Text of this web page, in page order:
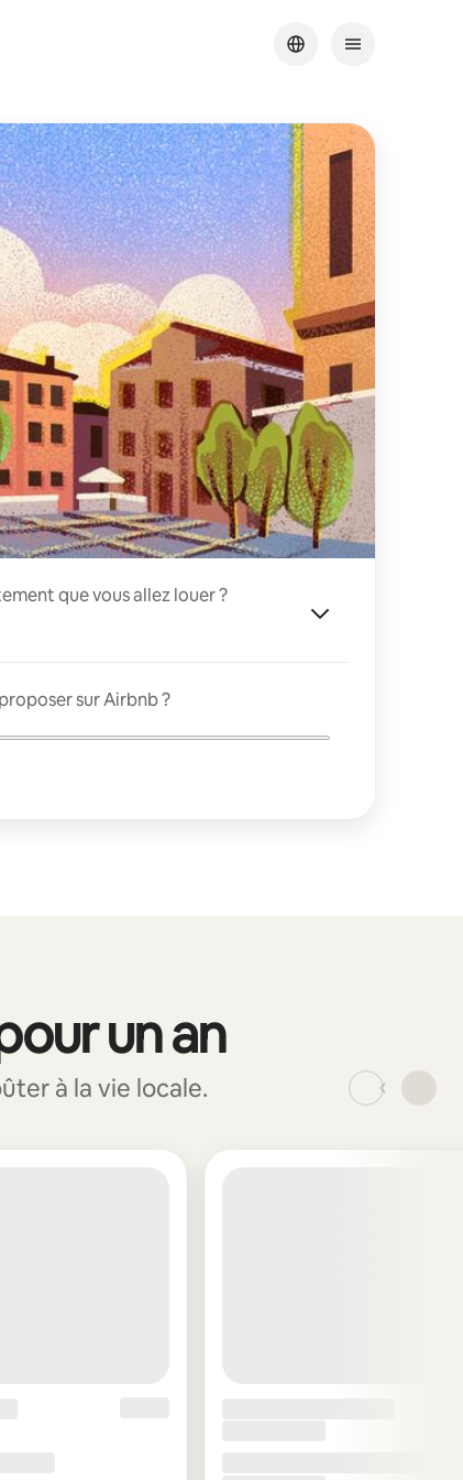
que vous allez louer ?
sur Airbnb ?
un an
à la vie locale. _